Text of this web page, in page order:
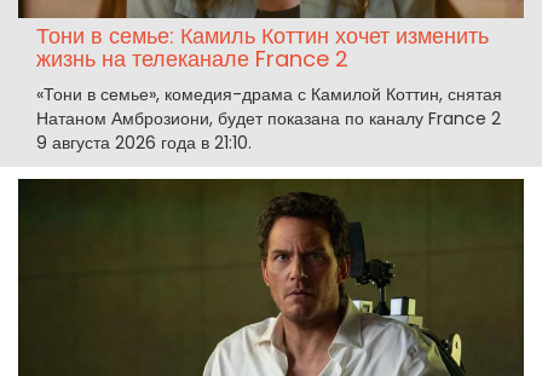
Тони в семье: Камиль Коттин хочет изменить
жизнь на телеканале France 2
«Тони в семье», комедия-драма с Камилой Коттин, снятая
Натаном Амброзиони, будет показана по каналу France 2
9 августа 2026 года в 21:10.